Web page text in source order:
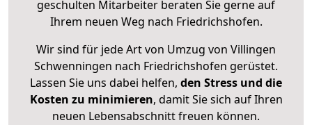
geschulten Mitarbeiter beraten Sie gerne auf
Ihrem neuen Weg nach Friedrichshofen.
Wir sind für jede Art von Umzug von Villingen
Schwenningen nach Friedrichshofen gerüstet.
Lassen Sie uns dabei helfen, den Stress und die
Kosten zu minimieren, damit Sie sich auf Ihren
neuen Lebensabschnitt freuen können.